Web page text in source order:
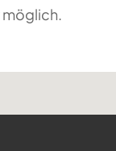
möglich.